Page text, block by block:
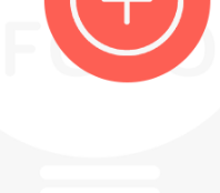
Kontakt
Impressum